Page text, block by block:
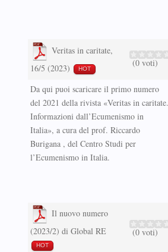
Veritas in caritate,
16/5 (2023)
HOT
(0 voti)
Da qui puoi scaricare il primo numero
del 2021 della rivista «Veritas in caritate.
Informazioni dall’Ecumenismo in
Italia», a cura del prof. Riccardo
Burigana , del Centro Studi per
l’Ecumenismo in Italia.
Il nuovo numero
(2023/2) di Global RE
HOT
(0 voti)